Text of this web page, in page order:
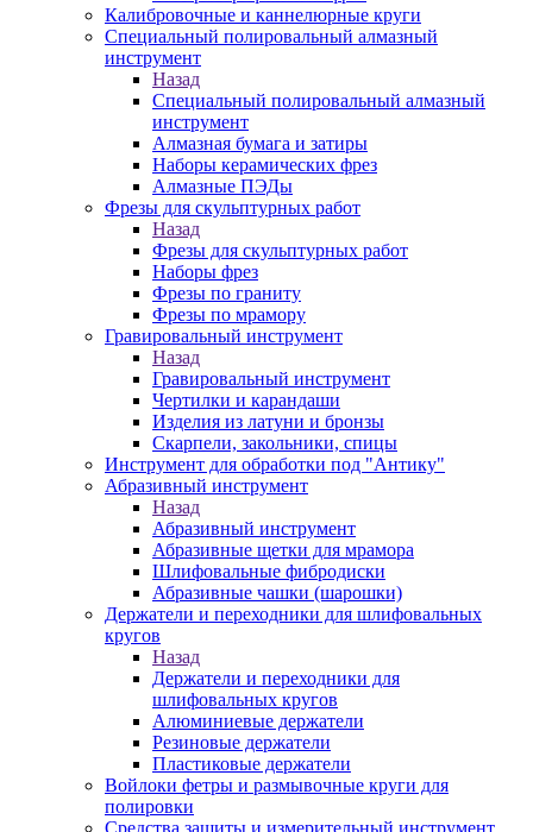
Калибровочные и каннелюрные круги
Специальный полировальный алмазный
инструмент
Назад
Специальный полировальный алмазный
инструмент
Алмазная бумага и затиры
Наборы керамических фрез
Алмазные ПЭДы
Фрезы для скульптурных работ
Назад
Фрезы для скульптурных работ
Наборы фрез
Фрезы по граниту
Фрезы по мрамору
Гравировальный инструмент
Назад
Гравировальный инструмент
Чертилки и карандаши
Изделия из латуни и бронзы
Скарпели, закольники, спицы
Инструмент для обработки под "Антику"
Абразивный инструмент
Назад
Абразивный инструмент
Абразивные щетки для мрамора
Шлифовальные фибродиски
Абразивные чашки (шарошки)
Держатели и переходники для шлифовальных
кругов
Назад
Держатели и переходники для
шлифовальных кругов
Алюминиевые держатели
Резиновые держатели
Пластиковые держатели
Войлоки фетры и размывочные круги для
полировки
Средства защиты и измерительный инструмент